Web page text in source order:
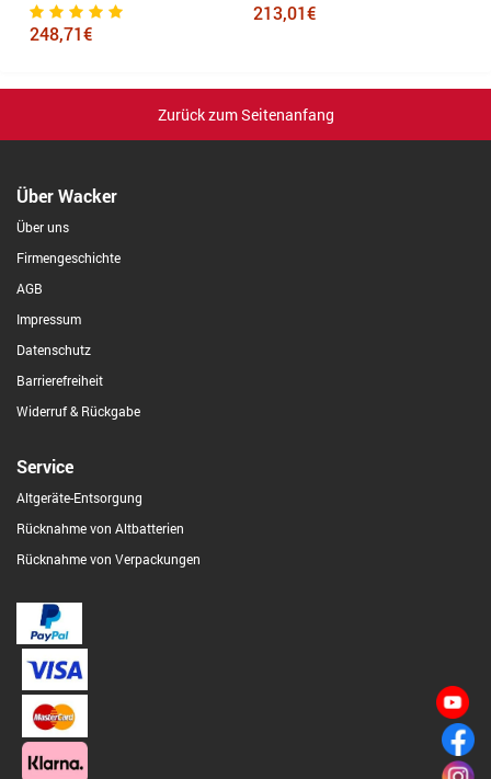
248,71€
213,01€
Zurück zum Seitenanfang
Über Wacker
Über uns
Firmengeschichte
AGB
Impressum
Datenschutz
Barrierefreiheit
Widerruf & Rückgabe
Service
Altgeräte-Entsorgung
Rücknahme von Altbatterien
Rücknahme von Verpackungen